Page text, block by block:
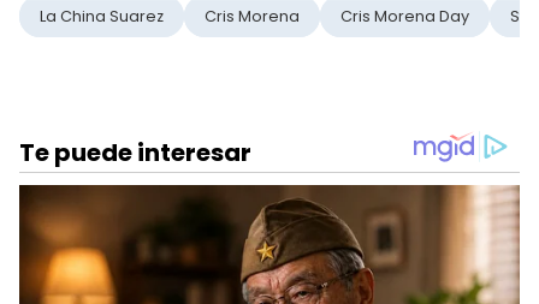
La China Suarez Cris Morena Cris Morena Day